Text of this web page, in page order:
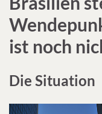
ist noch
Die Situation